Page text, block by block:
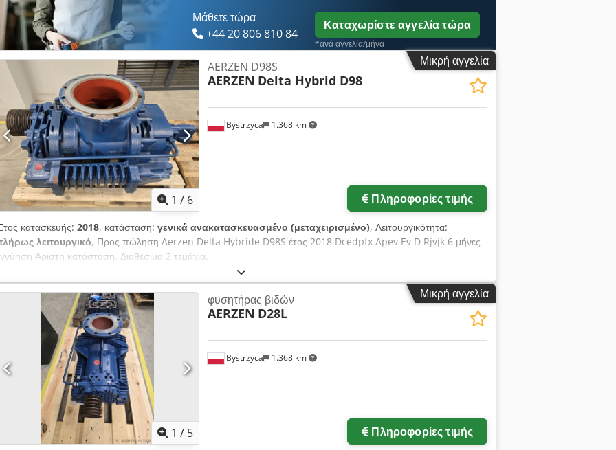
Μάθετε τώρα
+44 20 806 810 84
Καταχωρίστε αγγελία τώρα
*ανά αγγελία/μήνα
Μικρή αγγελία
1 / 6
Bystrzyca 1.368 km
AERZEN D98S
AERZEN Delta Hybrid D98
Πληροφορίες τιμής
κατασκευής: 2018, κατάσταση: γενικά ανακατασκευασμένο (μεταχειρισμένο), Λειτουργικότητα:
λειτουργικό, Προς πώληση Aerzen Delta Hybride D98S έτος 2018 Dcedpfx Apev Ev D Rjvjk 6 μήνες
Άριστη κατάσταση. Διαθέσιμα 2 τεμάχια.
Μικρή αγγελία
1 / 5
Bystrzyca 1.368 km
φυσητήρας βιδών
AERZEN D28L
Πληροφορίες τιμής